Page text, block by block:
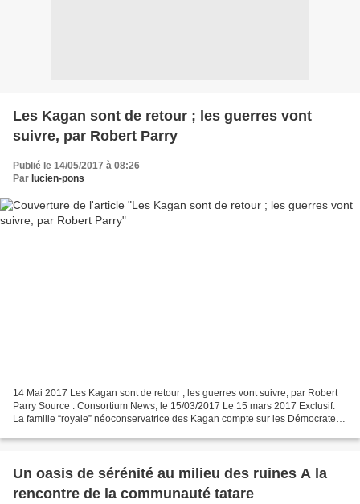
Les Kagan sont de retour ; les guerres vont
suivre, par Robert Parry
Publié le 14/05/2017 à 08:26
Par lucien-pons
14 Mai 2017 Les Kagan sont de retour ; les guerres vont suivre, par Robert
Parry Source : Consortium News, le 15/03/2017 Le 15 mars 2017 Exclusif:
La famille “royale” néoconservatrice des Kagan compte sur les Démocrates
Un oasis de sérénité au milieu des ruines A la
rencontre de la communauté tatare